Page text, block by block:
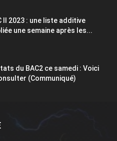
II 2023 : une liste additive
une semaine après les...
du BAC2 ce samedi : Voici
(Communiqué)